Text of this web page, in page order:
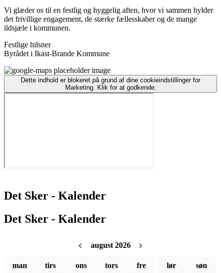
Vi glæder os til en festlig og hyggelig aften, hvor vi sammen hylder
det frivillige engagement, de stærke fællesskaber og de mange
ildsjæle i kommunen.
Festlige hilsner
Byrådet i Ikast-Brande Kommune
Dette indhold er blokeret på grund af dine cookieindstillinger for
Marketing. Klik for at godkende.
Det Sker - Kalender
Det Sker - Kalender
august 2026
man tirs ons tors fre lør
søn